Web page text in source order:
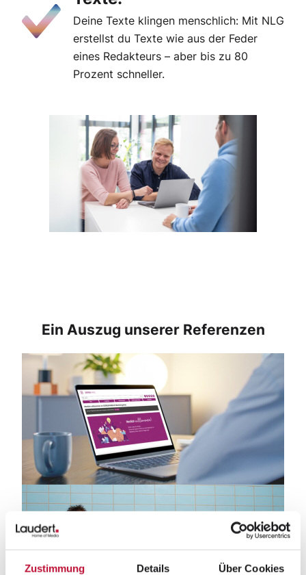
Zustimmung Details Über Cookies
Deine Texte klingen menschlich: Mit NLG
erstellst du Texte wie aus der Feder
eines Redakteurs – aber bis zu 80
Prozent schneller.
Ein Auszug unserer Referenzen
Takko –